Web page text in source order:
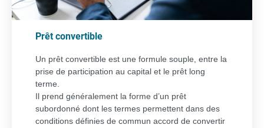
Prêt convertible
Un prêt convertible est une formule souple, entre la
prise de participation au capital et le prêt long
terme.
Il prend généralement la forme d’un prêt
subordonné dont les termes permettent dans des
conditions définies de commun accord de convertir